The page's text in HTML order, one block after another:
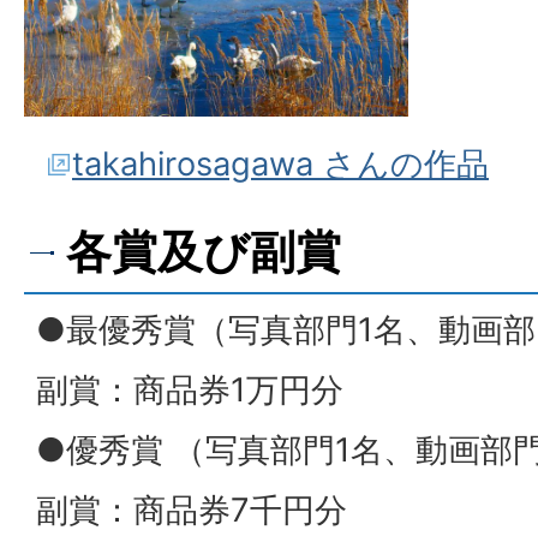
takahirosagawa さんの作品
各賞及び副賞
●最優秀賞（写真部門1名、動画
副賞：商品券1万円分
●優秀賞 （写真部門1名、動画部
副賞：商品券7千円分